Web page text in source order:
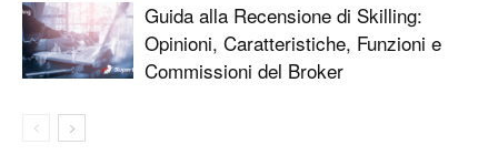
Guida alla Recensione di Skilling:
Opinioni, Caratteristiche, Funzioni e
Commissioni del Broker